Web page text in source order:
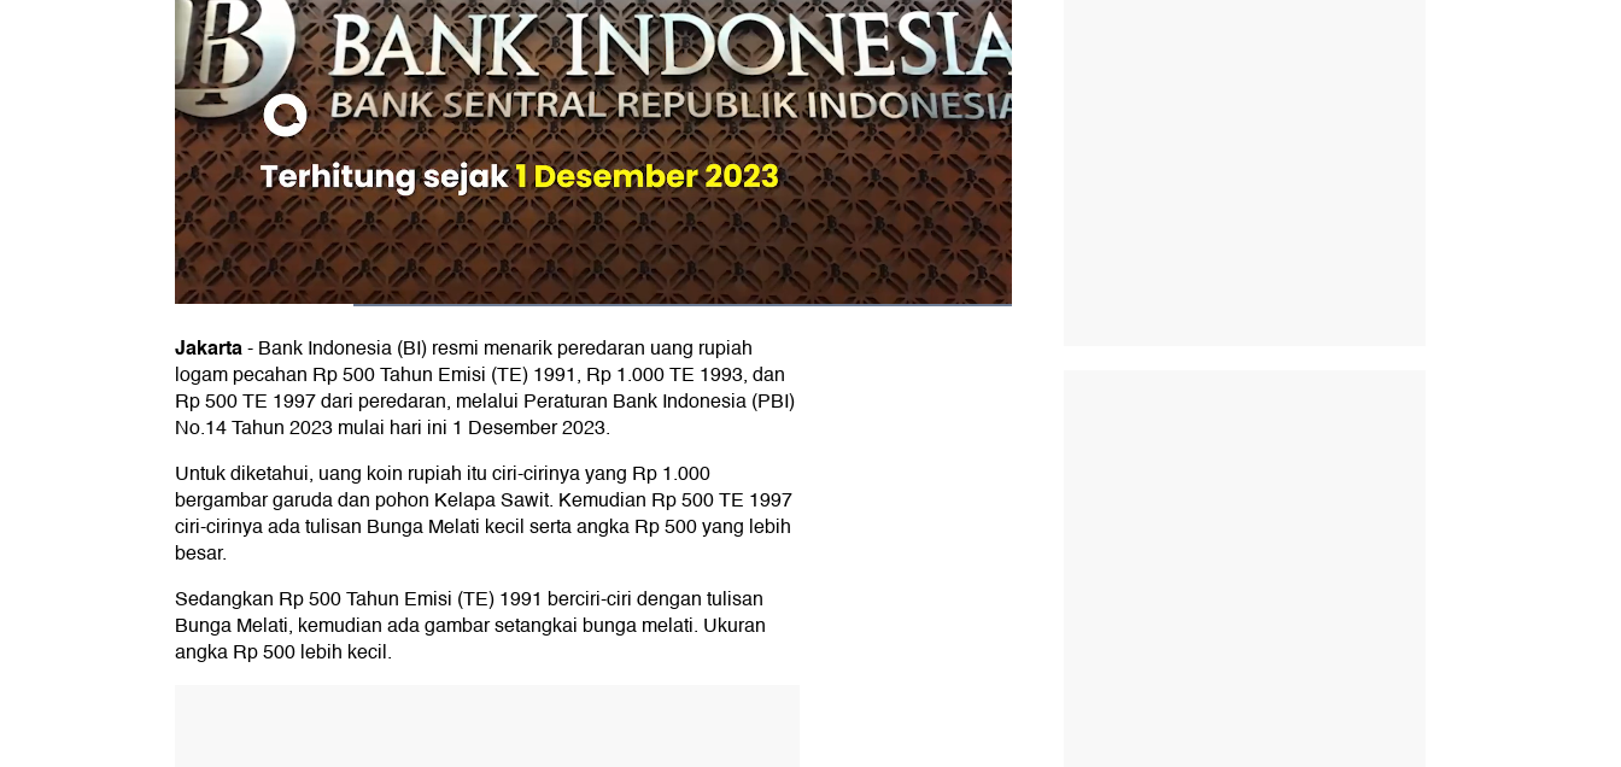
Jakarta-Bank Indonesia (BI) resmi menarik peredaran uang rupiah
logam pecahan Rp 500 Tahun Emisi (TE) 1991, Rp 1.000 TE 1993, dan
Rp 500 TE 1997 dari peredaran, melalui Peraturan Bank Indonesia (PBI)
No.14 Tahun 2023 mulai hari ini 1 Desember 2023.
Untuk diketahui, uang koin rupiah itu ciri-cirinya yang Rp 1.000
bergambar garuda dan pohon Kelapa Sawit. Kemudian Rp 500 TE 1997
ciri-cirinya ada tulisan Bunga Melati kecil serta angka Rp 500 yang lebih
besar.
Sedangkan Rp 500 Tahun Emisi (TE) 1991 berciri-ciri dengan tulisan
Bunga Melati, kemudian ada gambar setangkai bunga melati. Ukuran
angka Rp 500 lebih kecil.